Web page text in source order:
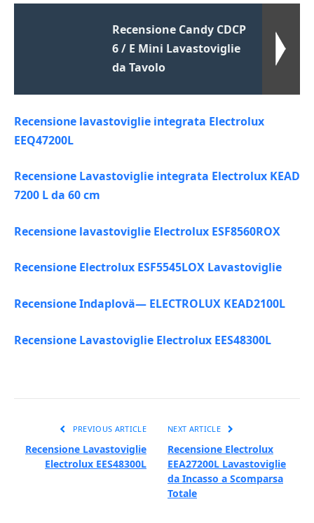
Recensione Candy CDCP
6 / E Mini Lavastoviglie
da Tavolo
Recensione lavastoviglie integrata Electrolux
EEQ47200L
Recensione Lavastoviglie integrata Electrolux KEAD
7200 L da 60 cm
Recensione lavastoviglie Electrolux ESF8560ROX
Recensione Electrolux ESF5545LOX Lavastoviglie
Recensione Indaplovä— ELECTROLUX KEAD2100L
Recensione Lavastoviglie Electrolux EES48300L
PREVIOUS ARTICLE
Recensione Lavastoviglie
Electrolux EES48300L
NEXT ARTICLE
Recensione Electrolux
EEA27200L Lavastoviglie
da Incasso a Scomparsa
Totale